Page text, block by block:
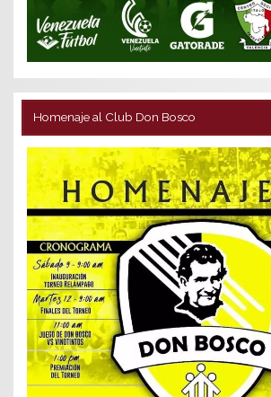
Homenaje al Club Don Bosco